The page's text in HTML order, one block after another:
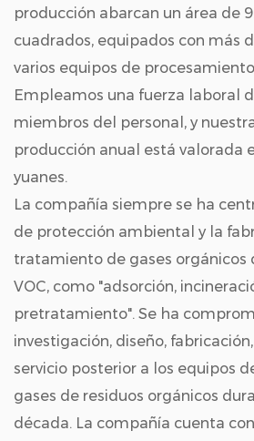
producción abarcan un área de
cuadrados, equipados con más
varios equipos de
Empleamos una fuerza laboral
miembros del personal, y
producción anual está valorada
yuanes.
La compañía siempre se ha
de protección ambiental y la
tratamiento de gases orgánicos
VOC, como "adsorción,
pretratamiento". Se ha
investigación, diseño,
servicio posterior a los equipos
gases de residuos orgánicos
década. La compañía cuenta